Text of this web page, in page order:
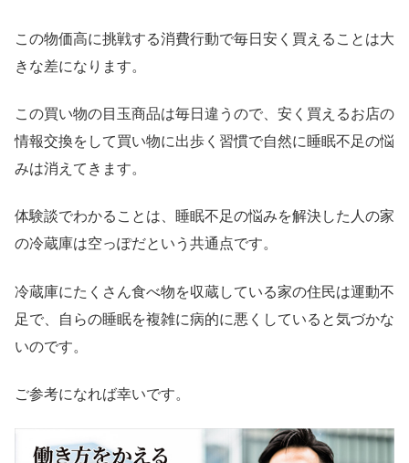
この物価高に挑戦する消費行動で毎日安く買えることは大
きな差になります。
この買い物の目玉商品は毎日違うので、安く買えるお店の
情報交換をして買い物に出歩く習慣で自然に睡眠不足の悩
みは消えてきます。
体験談でわかることは、睡眠不足の悩みを解決した人の家
の冷蔵庫は空っぽだという共通点です。
冷蔵庫にたくさん食べ物を収蔵している家の住民は運動不
足で、自らの睡眠を複雑に病的に悪くしていると気づかな
いのです。
ご参考になれば幸いです。